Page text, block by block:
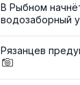
В Рыбном
водозаборный
Рязанцев